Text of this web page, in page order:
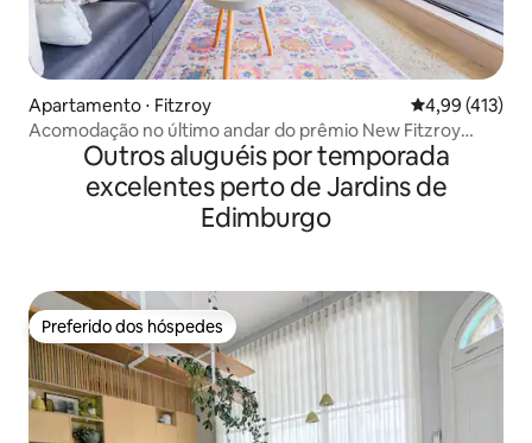
Apartamento ⋅ Fitzroy 4,99 de uma
4,99 (413)
Acomodação no último andar do prêmio New Fitzroy
BuildingOutros aluguéis por temporada
excelentes perto de Jardins de
Edimburgo
Preferido dos hóspedes
Preferido dos hóspedes